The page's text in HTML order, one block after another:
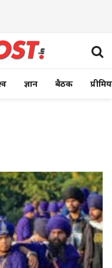
ज्ञान बैठक